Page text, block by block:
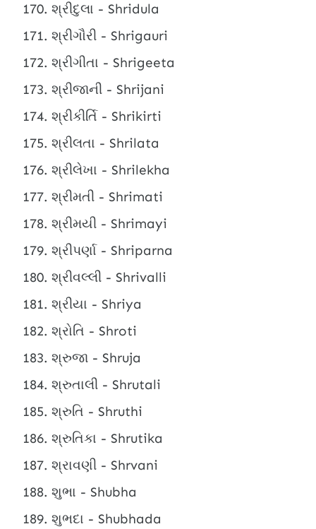
શ્રીદુલા - Shridula
શ્રીગૌરી - Shrigauri
શ્રીગીતા - Shrigeeta
શ્રીજાની - Shrijani
શ્રીકીર્તિ - Shrikirti
શ્રીલતા - Shrilata
શ્રીલેખા - Shrilekha
શ્રીમતી - Shrimati
શ્રીમયી - Shrimayi
શ્રીપર્ણા - Shriparna
શ્રીવલ્લી - Shrivalli
શ્રીયા - Shriya
શ્રોતિ - Shroti
શ્રુજા - Shruja
શ્રુતાલી - Shrutali
શ્રુતિ - Shruthi
શ્રુતિકા - Shrutika
શ્રાવણી - Shrvani
શુભા - Shubha
શુભદા - Shubhada